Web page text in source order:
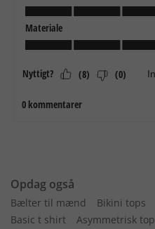
Opdag også
Bælter til mænd Bikini tops
Basic t shirt
Asymmetrisk top